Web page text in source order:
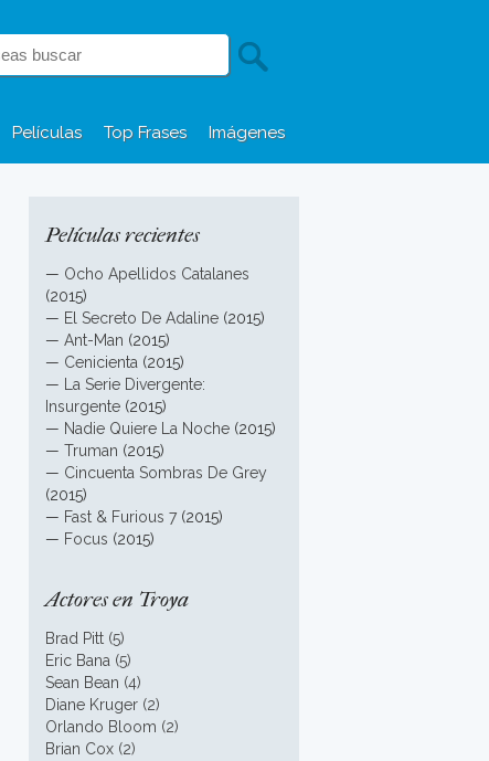
Películas Top Frases Imágenes
Películas recientes
— Ocho Apellidos Catalanes
(2015)
— El Secreto De Adaline (2015)
— Ant-Man (2015)
— Cenicienta (2015)
—
La Serie Divergente:
Insurgente (2015)
— Nadie Quiere La Noche (2015)
— Truman (2015)
— Cincuenta Sombras De Grey
(2015)
— Fast & Furious 7 (2015)
— Focus (2015)
Actores en Troya
Brad Pitt (5)
Eric Bana (5)
Sean Bean (4)
Diane Kruger (2)
Orlando Bloom (2)
Brian Cox (2)